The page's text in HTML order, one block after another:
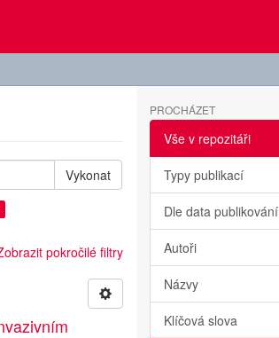
Vykonat
pokročilé filtry
PROCHÁZET
Vše v repozitáři
Typy publikací
Dle data publikování
Autoři
Názvy
Klíčová slova